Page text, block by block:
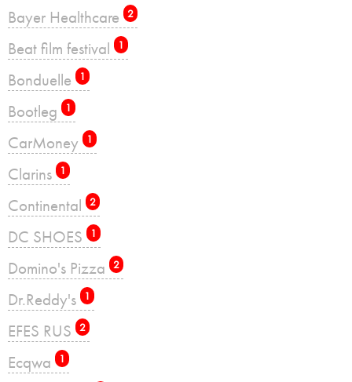
Bayer Healthcare 2
Beat film festival 1
Bonduelle 1
Bootleg 1
CarMoney 1
Clarins 1
Continental 2
DC SHOES 1
Domino's Pizza 2
Dr.Reddy's 1
EFES RUS 2
Ecqwa 1